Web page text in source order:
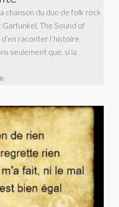
chanson du duo de folk rock
The Sound of
d’en raconter l’histoire
seulement que, si la